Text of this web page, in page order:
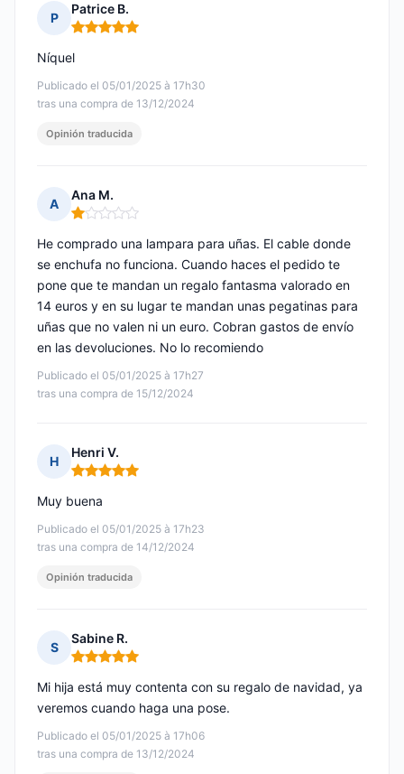
P
Patrice B.
Nota: 5 de 5
Publicado el 05/01/2025 à 17h30
tras una compra de 13/12/2024
Níquel
Opinión traducida
A
Ana M.
Nota: 1 de 5
Publicado el 05/01/2025 à 17h27
tras una compra de 15/12/2024
He comprado una lampara para uñas. El cable donde
se enchufa no funciona. Cuando haces el pedido te
pone que te mandan un regalo fantasma valorado en
14 euros y en su lugar te mandan unas pegatinas para
uñas que no valen ni un euro. Cobran gastos de envío
en las devoluciones. No lo recomiendo
H
Henri V.
Nota: 5 de 5
Publicado el 05/01/2025 à 17h23
tras una compra de 14/12/2024
Muy buena
Opinión traducida
S
Sabine R.
Nota: 5 de 5
Publicado el 05/01/2025 à 17h06
tras una compra de 13/12/2024
Mi hija está muy contenta con su regalo de navidad, ya
veremos cuando haga una pose.